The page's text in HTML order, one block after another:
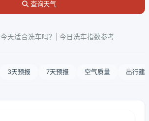
查询天气
天适合洗车吗？| 今日洗车指数参考
3天预报 7天预报 空气质量 出行建